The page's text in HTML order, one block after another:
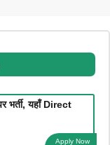
यहाँ Direct
Apply Now